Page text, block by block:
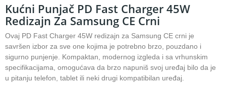
Kućni Punjač PD Fast Charger 45W
Redizajn Za Samsung CE Crni
Ovaj PD Fast Charger 45W redizajn za Samsung CE crni je
savršen izbor za sve one kojima je potrebno brzo, pouzdano i
sigurno punjenje. Kompaktan, modernog izgleda i sa vrhunskim
specifikacijama, omogućava da brzo napuniš svoj uređaj bilo da je
u pitanju telefon, tablet ili neki drugi kompatibilan uređaj.